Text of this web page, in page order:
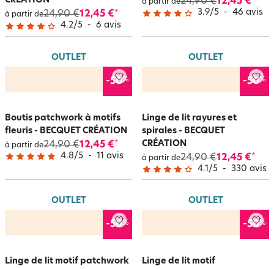
à partir de24,90 €12,45 €*
4.2/5 - 6 avis
à partir de
3.9/5 - 46 avis
OUTLET
-50%
Boutis patchwork à motifs
fleuris - BECQUET CRÉATION
à partir de24,90 €12,45 €*
4.8/5 - 11 avis
OUTLET
-50%
Linge de lit rayures et
spirales - BECQUET
CRÉATION
à partir de24,90 €12,45 €*
4.1 /5 - 330 avis
OUTLET
-50%
Linge de lit motif patchwork
OUTLET
-50%
Linge de lit motif